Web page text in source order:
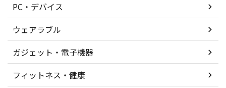
PC・デバイス
ウェアラブル
ガジェット・電子機器
フィットネス・健康